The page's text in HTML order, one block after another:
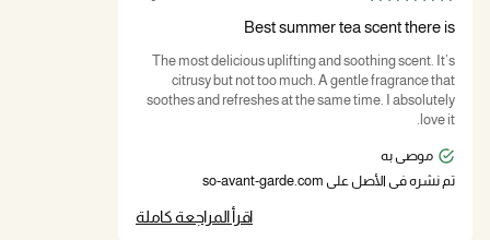
Best summer tea scent there is
The most delicious uplifting and soothing scent. It’s
citrusy but not too much. A gentle fragrance that
soothes and refreshes at the same time. I absolutely
love it.
موصى به
تم نشره في الأصل على so-avant-garde.com
اقرأ المراجعة كاملة